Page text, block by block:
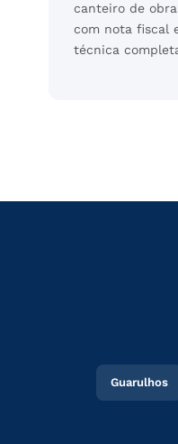
canteiro de
com nota fiscal
técnica
Guarulhos